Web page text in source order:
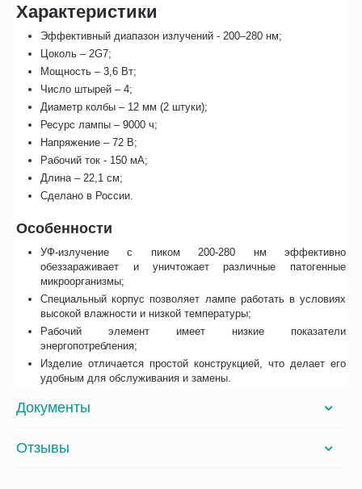
Характеристики
Эффективный диапазон излучений - 200–280 нм;
Цоколь – 2G7;
Мощность – 3,6 Вт;
Число штырей – 4;
Диаметр колбы – 12 мм (2 штуки);
Ресурс лампы – 9000 ч;
Напряжение – 72 В;
Рабочий ток - 150 мА;
Длина – 22,1 см;
Сделано в России.
Особенности
УФ-излучение с пиком 200-280 нм эффективно
обеззараживает и уничтожает различные патогенные
микроорганизмы;
Специальный корпус позволяет лампе работать в условиях
высокой влажности и низкой температуры;
Рабочий элемент имеет низкие показатели
энергопотребления;
Изделие отличается простой конструкцией, что делает его
удобным для обслуживания и замены.
Документы
Отзывы